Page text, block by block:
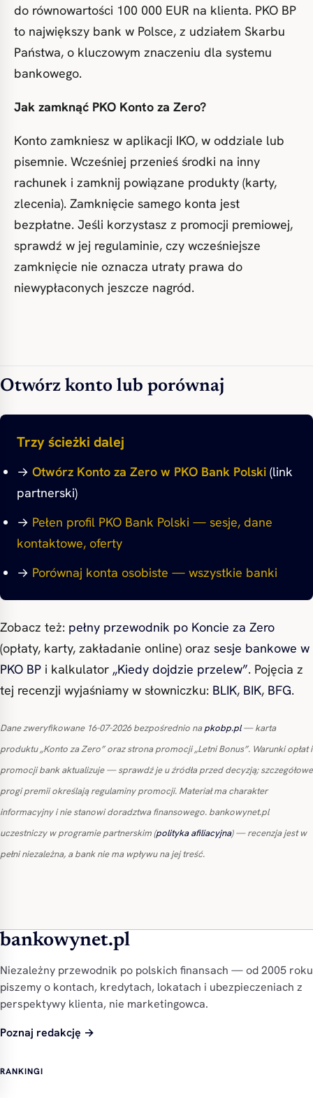
do równowartości 100 000 EUR na klienta. PKO BP
to największy bank w Polsce, z udziałem Skarbu
Państwa, o kluczowym znaczeniu dla systemu
bankowego.
Jak zamknąć PKO Konto za Zero?
Konto zamkniesz w aplikacji IKO, w oddziale lub
pisemnie. Wcześniej przenieś środki na inny
rachunek i zamknij powiązane produkty (karty,
zlecenia). Zamknięcie samego konta jest
bezpłatne. Jeśli korzystasz z promocji premiowej,
sprawdź w jej regulaminie, czy wcześniejsze
zamknięcie nie oznacza utraty prawa do
niewypłaconych jeszcze nagród.
Otwórz konto lub porównaj
Trzy ścieżki dalej
→ Otwórz Konto za Zero w PKO Bank Polski (link
partnerski)
→ Pełen profil PKO Bank Polski — sesje, dane
kontaktowe, oferty
→ Porównaj konta osobiste — wszystkie banki
Zobacz też: pełny przewodnik po Koncie za Zero
(opłaty, karty, zakładanie online) oraz sesje bankowe w
PKO BP i kalkulator „Kiedy dojdzie przelew”. Pojęcia z
tej recenzji wyjaśniamy w słowniczku: BLIK, BIK, BFG.
Dane zweryfikowane 16-07-2026 bezpośrednio napkobp.pl— karta
produktu „Konto za Zero” oraz strona promocji „Letni Bonus”. Warunki opłat i
promocji bank aktualizuje — sprawdź je u źródła przed decyzją; szczegółowe
progi premii określają regulaminy promocji. Materiał ma charakter
informacyjny i nie stanowi doradztwa finansowego. bankowynet.pl
uczestniczy w programie partnerskim (polityka afiliacyjna) — recenzja jest w
pełni niezależna, a bank nie ma wpływu na jej treść.
bankowynet.pl
Niezależny przewodnik po polskich finansach — od 2005 roku
piszemy o kontach, kredytach, lokatach i ubezpieczeniach z
perspektywy klienta, nie marketingowca.
Poznaj redakcję →
RANKINGI